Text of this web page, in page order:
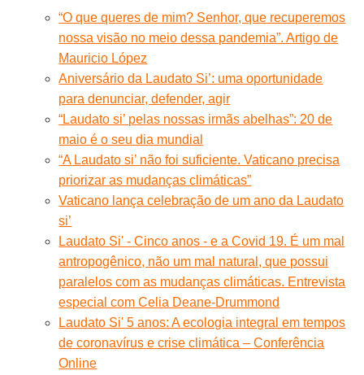
“O que queres de mim? Senhor, que recuperemos
nossa visão no meio dessa pandemia”. Artigo de
Mauricio López
Aniversário da Laudato Si’: uma oportunidade
para denunciar, defender, agir
“Laudato si’ pelas nossas irmãs abelhas”: 20 de
maio é o seu dia mundial
“A Laudato si’ não foi suficiente. Vaticano precisa
priorizar as mudanças climáticas”
Vaticano lança celebração de um ano da Laudato
si’
Laudato Si' - Cinco anos - e a Covid 19. É um mal
antropogênico, não um mal natural, que possui
paralelos com as mudanças climáticas. Entrevista
especial com Celia Deane-Drummond
Laudato Si' 5 anos: A ecologia integral em tempos
de coronavírus e crise climática – Conferência
Online